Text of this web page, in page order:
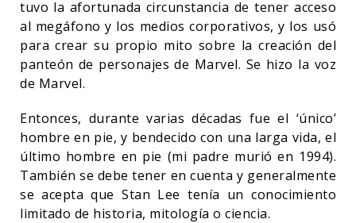
tuvo la afortunada circunstancia de tener acceso
al megáfono y los medios corporativos, y los usó
para crear su propio mito sobre la creación del
panteón de personajes de Marvel. Se hizo la voz
de Marvel.
Entonces, durante varias décadas fue el ‘único’
hombre en pie, y bendecido con una larga vida, el
último hombre en pie (mi padre murió en 1994).
También se debe tener en cuenta y generalmente
se acepta que Stan Lee tenía un conocimiento
limitado de historia, mitología o ciencia.